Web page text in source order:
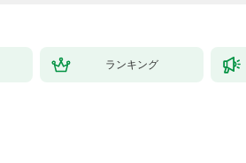
ランキング